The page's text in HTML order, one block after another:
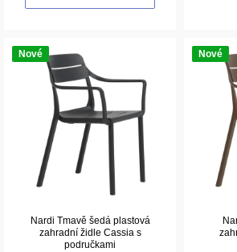
Nové
Nardi Tmavě šedá plastová
zahradní židle Cassia s
područkami
Nové